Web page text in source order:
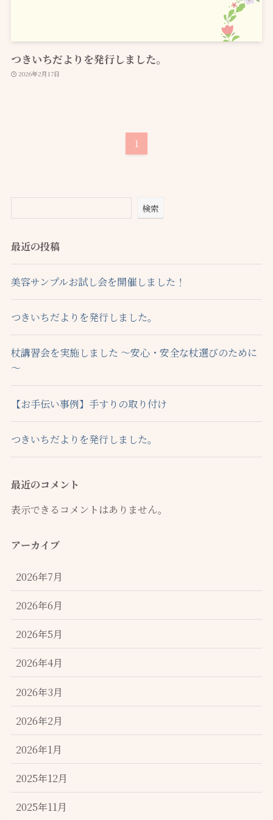
つきいちだよりを発行しました。
2026年2月17日
1
検索
最近の投稿
美容サンプルお試し会を開催しました！
つきいちだよりを発行しました。
杖講習会を実施しました ～安心・安全な杖選びのために
～
【お手伝い事例】手すりの取り付け
つきいちだよりを発行しました。
最近のコメント
表示できるコメントはありません。
アーカイブ
2026年7月
2026年6月
2026年5月
2026年4月
2026年3月
2026年2月
2026年1月
2025年12月
2025年11月